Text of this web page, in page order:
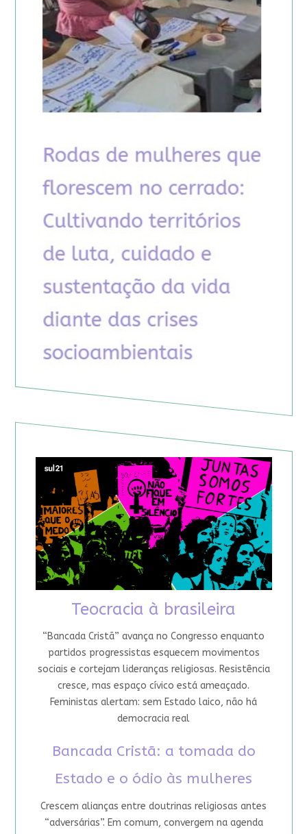
Teocracia à brasileira
“Bancada Cristã” avança no Congresso enquanto
partidos progressistas esquecem movimentos
sociais e cortejam lideranças religiosas. Resistência
cresce, mas espaço cívico está ameaçado.
Feministas alertam: sem Estado laico, não há
democracia real
Bancada Cristã: a tomada do
Estado e o ódio às mulheres
Crescem alianças entre doutrinas religiosas antes
“adversárias”. Em comum, convergem na agenda